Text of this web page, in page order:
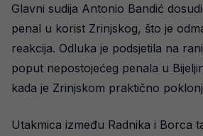
Glavni sudija Antonio Bandić
penal u korist Zrinjskog, što je
reakcija. Odluka je podsjetila na
poput nepostojećeg penala u
kada je Zrinjskom praktično
Utakmica između Radnika i Borca